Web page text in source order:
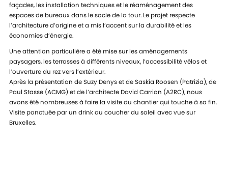
façades, les installation techniques et le réaménagement des
espaces de bureaux dans le socle de la tour. Le projet respecte
l’architecture d’origine et a mis l’accent sur la durabilité et les
économies d’énergie.
Une attention particulière a été mise sur les aménagements
paysagers, les terrasses à différents niveaux, l’accessibilité vélos et
l’ouverture du rez vers l’extérieur.
Après la présentation de Suzy Denys et de Saskia Roosen (Patrizia), de
Paul Stasse (ACMG) et de l’architecte David Carrion (A2RC), nous
avons été nombreuses à faire la visite du chantier qui touche à sa fin.
Visite ponctuée par un drink au coucher du soleil avec vue sur
Bruxelles.